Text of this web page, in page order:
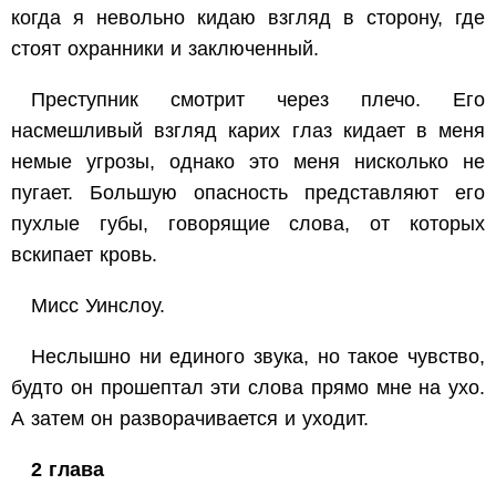
когда я невольно кидаю взгляд в сторону, где
стоят охранники и заключенный.
Преступник смотрит через плечо. Его
насмешливый взгляд карих глаз кидает в меня
немые угрозы, однако это меня нисколько не
пугает. Большую опасность представляют его
пухлые губы, говорящие слова, от которых
вскипает кровь.
Мисс Уинслоу.
Неслышно ни единого звука, но такое чувство,
будто он прошептал эти слова прямо мне на ухо.
А затем он разворачивается и уходит.
2 глава